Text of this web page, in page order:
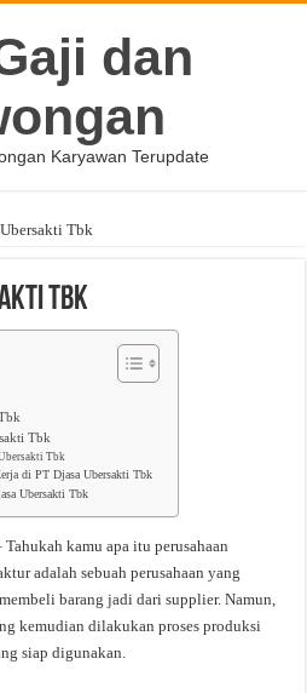
dan
Karyawan Terupdate
Tbk
Tbk
Tbk
Tbk
di PT Djasa Ubersakti Tbk
Ubersakti Tbk
Tahukah kamu apa itu perusahaan
adalah sebuah perusahaan yang
barang jadi dari supplier. Namun,
kemudian dilakukan proses produksi
siap digunakan.